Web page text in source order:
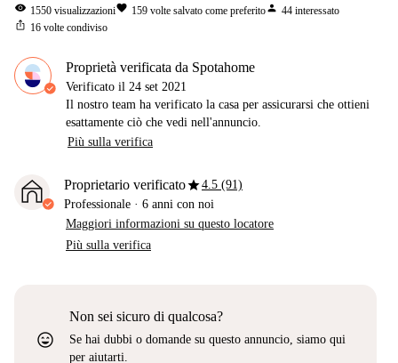
visibility 1550 visualizzazionifavorite 159 volte salvato come preferitoperson 44 interessato
ios_share 16 volte condiviso
Proprietà verificata da Spotahome
Verificato il 24 set 2021
Il nostro team ha verificato la casa per assicurarsi che ottieni
esattamente ciò che vedi nell'annuncio.
Più sulla verifica
Proprietario verificatostar4.5 (91)
Professionale · 6 anni con noi
Maggiori informazioni su questo locatore
Più sulla verifica
sentiment_very_satisfied
Non sei sicuro di qualcosa?
Se hai dubbi o domande su questo annuncio, siamo qui
per aiutarti.